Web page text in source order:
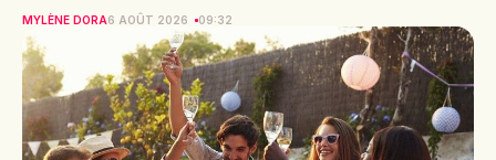
MYLÈNE DORA6 AOÛT 2026 09:32